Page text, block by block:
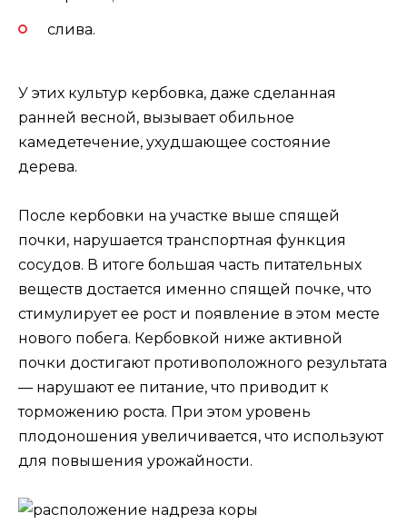
слива.
У этих культур кербовка, даже сделанная
ранней весной, вызывает обильное
камедетечение, ухудшающее состояние
дерева.
После кербовки на участке выше спящей
почки, нарушается транспортная функция
сосудов. В итоге большая часть питательных
веществ достается именно спящей почке, что
стимулирует ее рост и появление в этом месте
нового побега. Кербовкой ниже активной
почки достигают противоположного результата
— нарушают ее питание, что приводит к
торможению роста. При этом уровень
плодоношения увеличивается, что используют
для повышения урожайности.